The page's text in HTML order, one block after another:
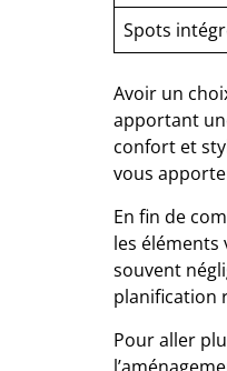
Spots
Avoir un
apportant
confort et
vous
En fin de
les éléments
souvent
planification
Pour aller